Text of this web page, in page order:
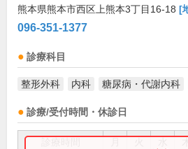
熊本県熊本市西区上熊本3丁目16-18 [
096-351-1377
診療科目
整形外科 内科 糖尿病・代謝内科
診療/受付時間・休診日